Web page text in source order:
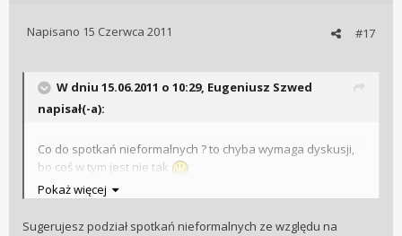
#17
Napisano 15 Czerwca 2011
W dniu 15.06.2011 o 10:29, Eugeniusz Szwed
napisał(-a):
Co do spotkań nieformalnych ? to chyba wymaga dyskusji,
bo coś w tym jest nie tak
Jewelry:Prestige and Luxury Range,High Range,Middle
Pokaż więcej
Sugerujesz podział spotkań nieformalnych ze względu na